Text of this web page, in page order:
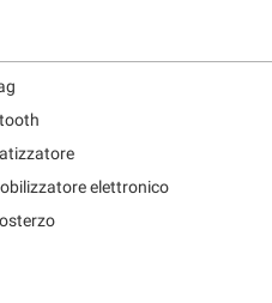
elettronico